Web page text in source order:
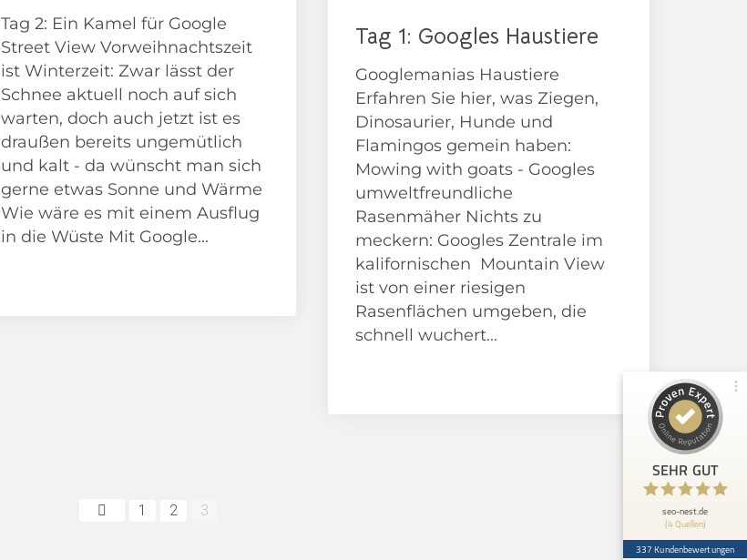
Tag 2: Ein Kamel für Google
Street View Vorweihnachtszeit
ist Winterzeit: Zwar lässt der
Schnee aktuell noch auf sich
warten, doch auch jetzt ist es
draußen bereits ungemütlich
und kalt - da wünscht man sich
gerne etwas Sonne und Wärme
Wie wäre es mit einem Ausflug
in die Wüste Mit Google...
Tag 1: Googles Haustiere
Googlemanias Haustiere
Erfahren Sie hier, was Ziegen,
Dinosaurier, Hunde und
Flamingos gemein haben:
Mowing with goats - Googles
umweltfreundliche
Rasenmäher Nichts zu
meckern: Googles Zentrale im
kalifornischen Mountain View
ist von einer riesigen
Rasenflächen umgeben, die
schnell wuchert...
 1 2 3
SEHR GUT
seo-nest.de
(4 Quellen)
337 Kundenbewertungen
SEHR GUT
ProvenExpert.com
Blick aufs ProvenExpert-Profil werfen
Frank S.
Das Unternehmen seo-nest.de liefert
excellente Expertise und optimale
Unterstützung in Fragen der SEO-Optimi...